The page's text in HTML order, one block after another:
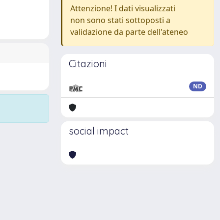
Attenzione! I dati visualizzati
non sono stati sottoposti a
validazione da parte dell'ateneo
Citazioni
ND
social impact